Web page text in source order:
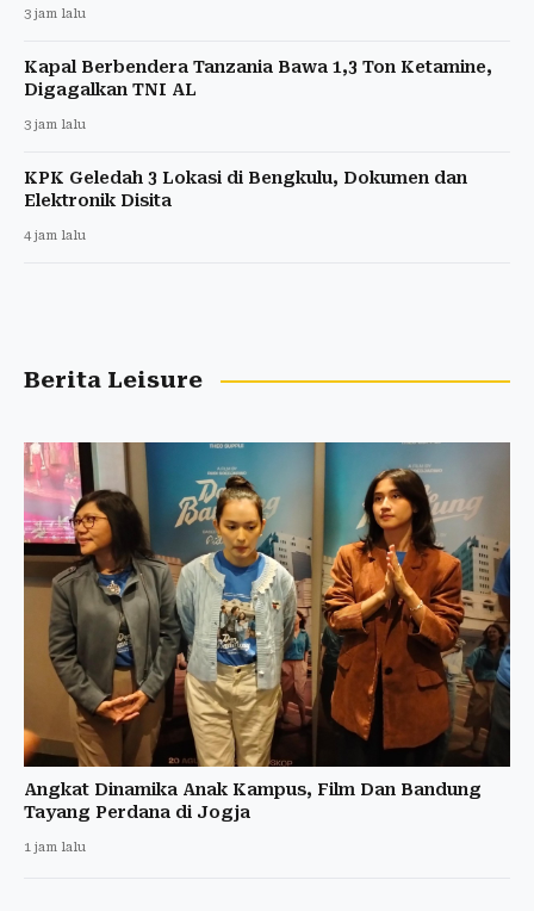
3 jam lalu
Kapal Berbendera Tanzania Bawa 1,3 Ton Ketamine,
Digagalkan TNI AL
3 jam lalu
KPK Geledah 3 Lokasi di Bengkulu, Dokumen dan
Elektronik Disita
4 jam lalu
Berita Leisure
Angkat Dinamika Anak Kampus, Film Dan Bandung
Tayang Perdana di Jogja
1 jam lalu